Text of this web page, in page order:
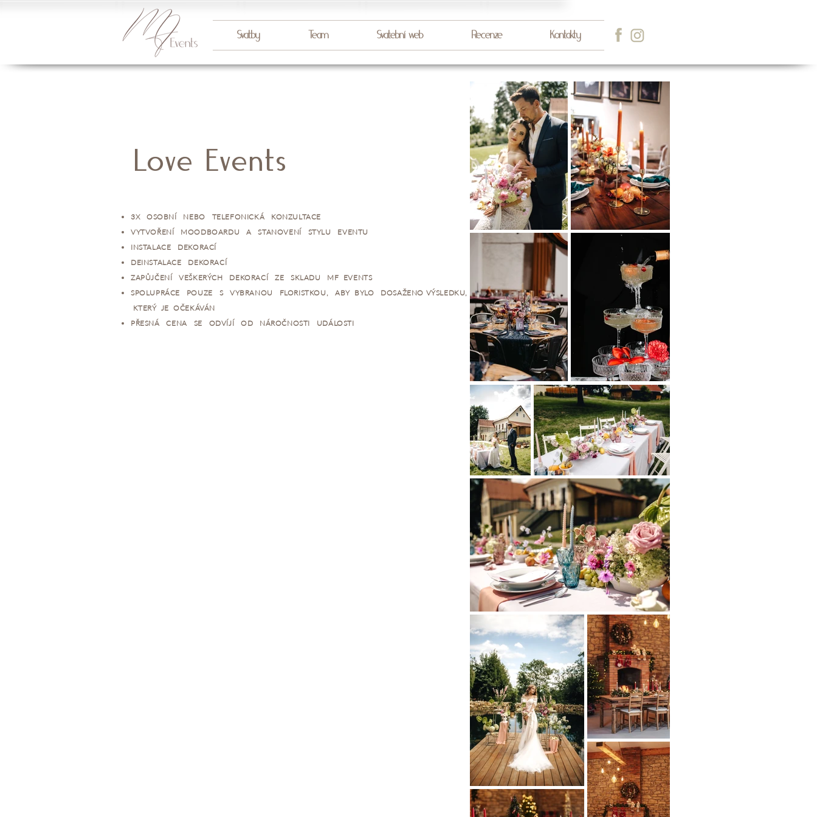
Svatby Team Svatební web Recenze Kontakty
Love Events
3X OSOBNÍ NEBO TELEFONICKÁ KONZULTACE
VYTVOŘENÍ MOODBOARDU A STANOVENÍ STYLU EVENTU
INSTALACE DEKORACÍ
DEINSTALACE DEKORACÍ
ZAPŮJČENÍ VEŠKERÝCH DEKORACÍ ZE SKLADU MF EVENTS
SPOLUPRÁCE POUZE S VYBRANOU FLORISTKOU, ABY BYLO DOSAŽENO VÝSLEDKU,
KTERÝ JE OČEKÁVÁN
PŘESNÁ CENA SE ODVÍJÍ OD NÁROČNOSTI UDÁLOSTI